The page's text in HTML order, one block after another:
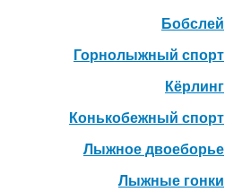
Бобслей
Горнолыжный спорт
Кёрлинг
Конькобежный спорт
Лыжное двоеборье
Лыжные гонки